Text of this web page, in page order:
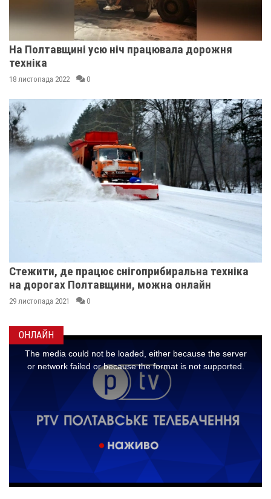
ОНЛАЙН
На Полтавщині усю ніч працювала дорожня
техніка
18 листопада 2022 0
Стежити, де працює снігоприбиральна техніка
на дорогах Полтавщини, можна онлайн
29 листопада 2021 0